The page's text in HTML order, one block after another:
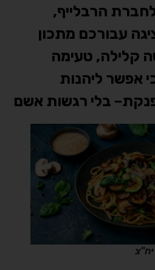
הרבלייף,
עבורכם מתכון
קלילה, טעימה
אפשר ליהנות
בלי רגשות אשם